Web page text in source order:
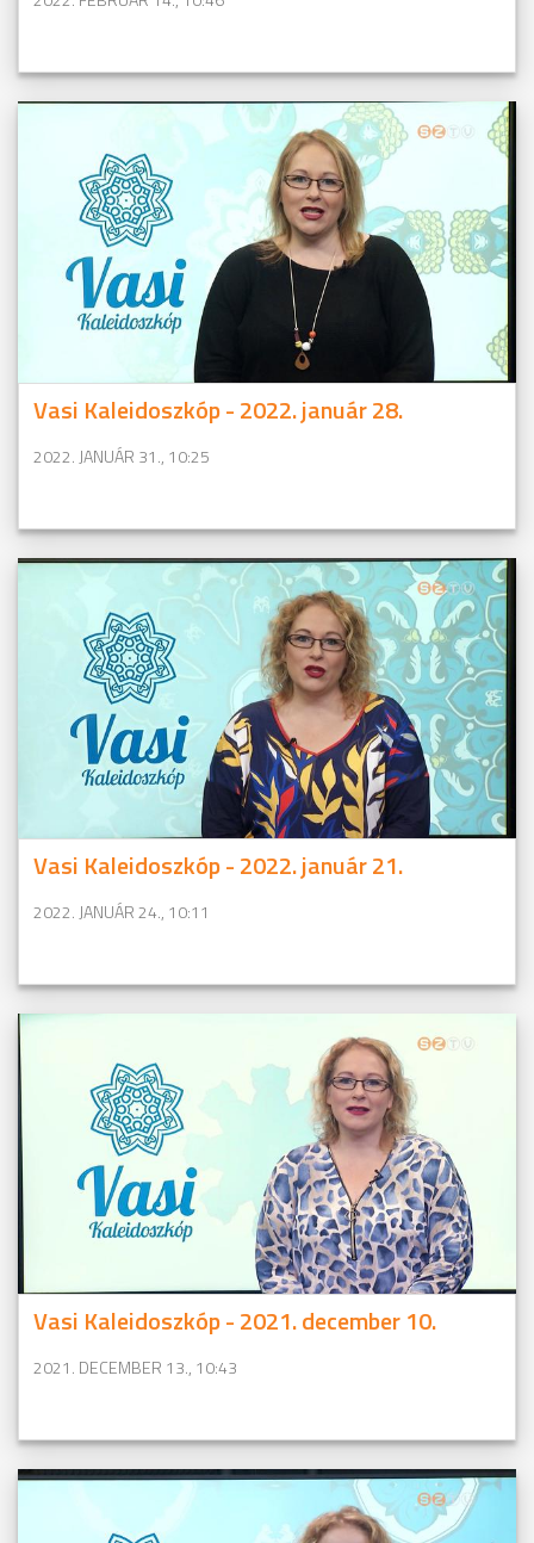
Vasi Kaleidoszkóp - 2022. január 28.
2022. JANUÁR 31., 10:25
Vasi Kaleidoszkóp - 2022. január 21.
2022. JANUÁR 24., 10:11
Vasi Kaleidoszkóp - 2021. december 10.
2021. DECEMBER 13., 10:43